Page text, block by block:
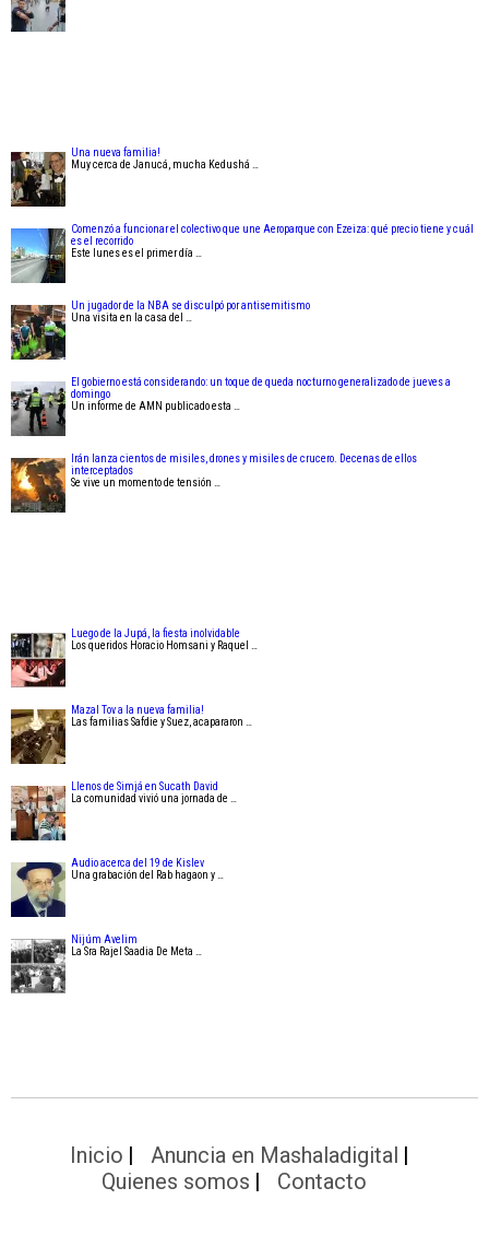
Una nueva familia!
Muy cerca de Janucá, mucha Kedushá …
Comenzó a funcionar el colectivo que une Aeroparque con Ezeiza: qué precio tiene y cuál
es el recorrido
Este lunes es el primer día …
Un jugador de la NBA se disculpó por antisemitismo
Una visita en la casa del …
El gobierno está considerando: un toque de queda nocturno generalizado de jueves a
domingo
Un informe de AMN publicado esta …
Irán lanza cientos de misiles, drones y misiles de crucero. Decenas de ellos
interceptados
Se vive un momento de tensión …
Luego de la Jupá, la fiesta inolvidable
Los queridos Horacio Homsani y Raquel …
Mazal Tov a la nueva familia!
Las familias Safdie y Suez, acapararon …
Llenos de Simjá en Sucath David
La comunidad vivió una jornada de …
Audio acerca del 19 de Kislev
Una grabación del Rab hagaon y …
Nijúm Avelim
La Sra Rajel Saadia De Meta …
Inicio
Anuncia en Mashaladigital
Quienes somos
Contacto